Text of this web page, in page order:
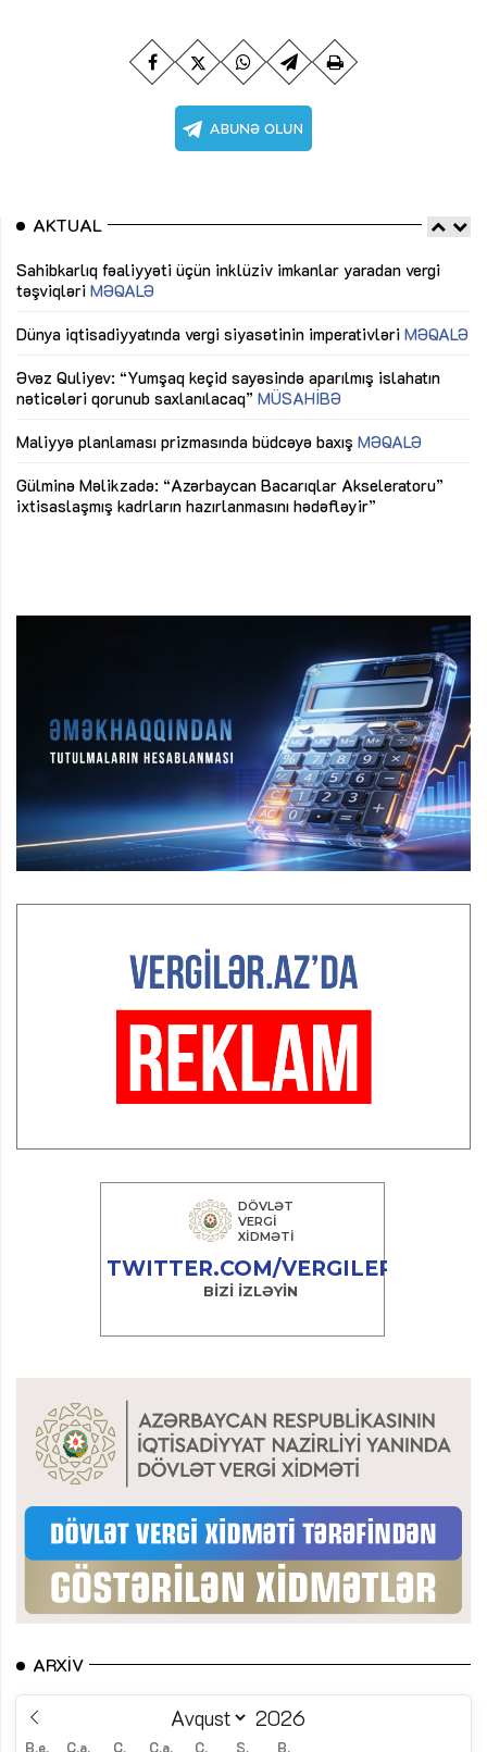
AKTUAL
Sahibkarlıq fəaliyyəti üçün inklüziv imkanlar yaradan vergi
təşviqləri MƏQALƏ
Dünya iqtisadiyyatında vergi siyasətinin imperativləri MƏQALƏ
Əvəz Quliyev: “Yumşaq keçid sayəsində aparılmış islahatın
nəticələri qorunub saxlanılacaq” MÜSAHİBƏ
Maliyyə planlaması prizmasında büdcəyə baxış MƏQALƏ
Gülminə Məlikzadə: “Azərbaycan Bacarıqlar Akseleratoru”
ixtisaslaşmış kadrların hazırlanmasını hədəfləyir”
ARXIV
B.e. Ç.a. Ç. C.a. C. Ş. B.